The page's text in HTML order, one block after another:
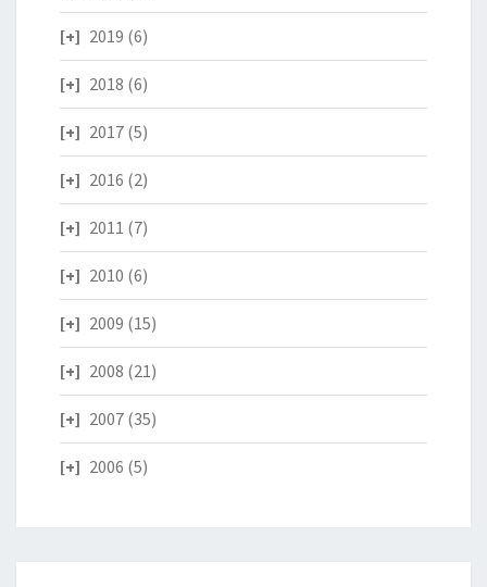
2019 (6)
2018 (6)
2017 (5)
2016 (2)
2011 (7)
2010 (6)
2009 (15)
2008 (21)
2007 (35)
2006 (5)